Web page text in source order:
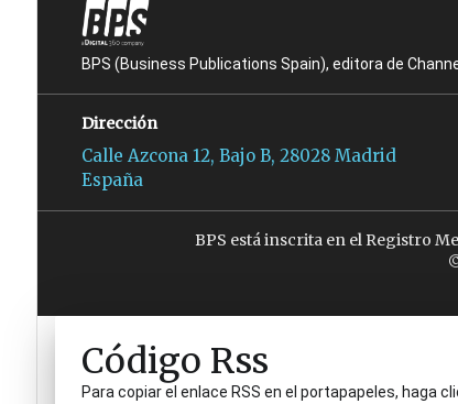
BPS (Business Publications Spain), editora de
Dirección
Calle Azcona 12, Bajo B, 28028 Madrid
España
BPS está inscrita en el Registro
Código Rss
Para copiar el enlace RSS en el portapapeles, haga